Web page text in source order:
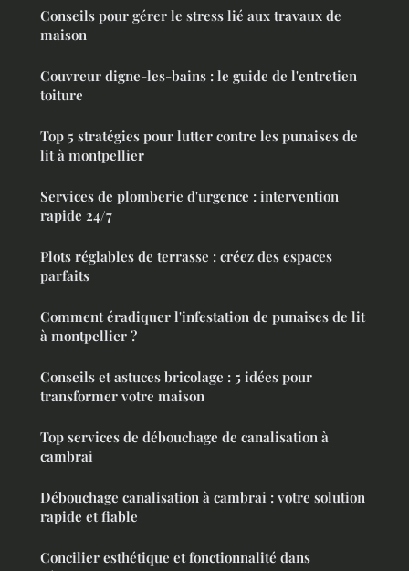
Conseils pour gérer le stress lié aux travaux de
maison
Couvreur digne-les-bains : le guide de l'entretien
toiture
Top 5 stratégies pour lutter contre les punaises de
lit à montpellier
Services de plomberie d'urgence : intervention
rapide 24/7
Plots réglables de terrasse : créez des espaces
parfaits
Comment éradiquer l'infestation de punaises de lit
à montpellier ?
Conseils et astuces bricolage : 5 idées pour
transformer votre maison
Top services de débouchage de canalisation à
cambrai
Débouchage canalisation à cambrai : votre solution
rapide et fiable
Concilier esthétique et fonctionnalité dans